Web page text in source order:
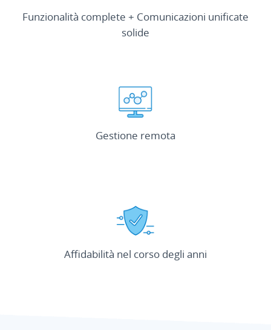
Funzionalità complete + Comunicazioni unificate
solide
Gestione remota
Affidabilità nel corso degli anni